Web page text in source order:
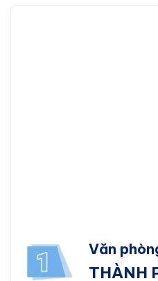
Văn
THÀNH